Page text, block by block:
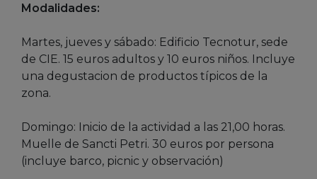
Modalidades:
Martes, jueves y sábado: Edificio Tecnotur, sede
de CIE. 15 euros adultos y 10 euros niños. Incluye
una degustacion de productos típicos de la
zona.
Domingo: Inicio de la actividad a las 21,00 horas.
Muelle de Sancti Petri. 30 euros por persona
(incluye barco, picnic y observación)